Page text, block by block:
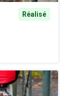
Réalisé